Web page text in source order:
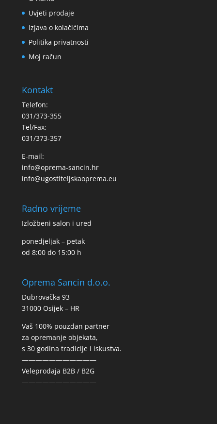
Uvjeti prodaje
Izjava o kolačićima
Politika privatnosti
Moj račun
Kontakt
Telefon:
031/373-355
Tel/Fax:
031/373-357
E-mail:
info@oprema-sancin.hr
info@ugostiteljskaoprema.eu
Radno vrijeme
Izložbeni salon i ured
ponedjeljak – petak
od 8:00 do 15:00 h
Oprema Sancin d.o.o.
Dubrovačka 93
31000 Osijek – HR
Vaš 100% pouzdan partner
za opremanje objekata,
s 30 godina tradicije i iskustva.
———————————
Veleprodaja B2B / B2G
———————————